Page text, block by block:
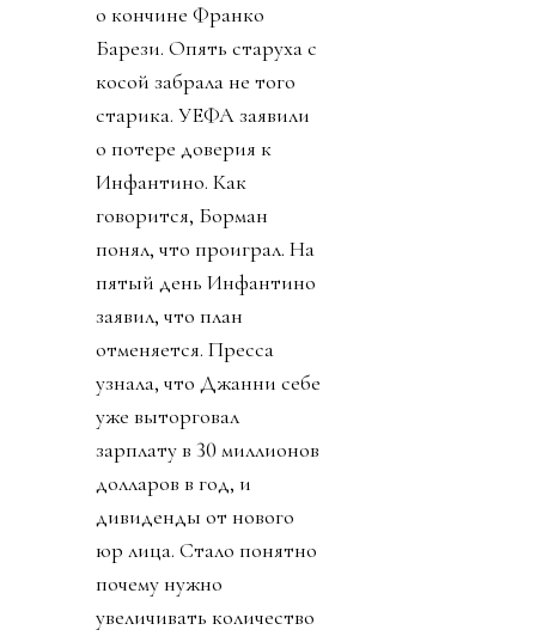
о кончине Франко
Барези. Опять старуха с
косой забрала не того
старика. УЕФА заявили
о потере доверия к
Инфантино. Как
говорится, Борман
понял, что проиграл. На
пятый день Инфантино
заявил, что план
отменяется. Пресса
узнала, что Джанни себе
уже выторговал
зарплату в 30 миллионов
долларов в год, и
дивиденды от нового
юр лица. Стало понятно
почему нужно
увеличивать количество